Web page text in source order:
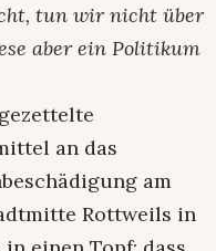
tun wir nicht über
aber ein Politikum
an das
am
Rottweils in